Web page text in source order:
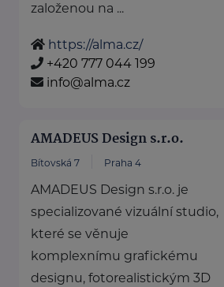
založenou na ...
https://alma.cz/
+420 777 044 199
info@alma.cz
AMADEUS Design s.r.o.
Bítovská 7 Praha 4
AMADEUS Design s.r.o. je
specializované vizuální studio,
které se věnuje
komplexnímu grafickému
designu, fotorealistickým 3D